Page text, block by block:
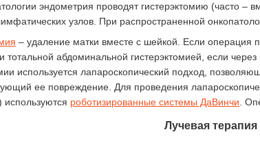
эндометрия проводят гистерэктомию (часто –
узлов. При распространенной
– удаление матки вместе с шейкой. Если операция
тотальной абдоминальной гистерэктомией, если
используется лапароскопический подход,
ее повреждение. Для проведения
используются роботизированные системы ДаВинчи .
Лучевая